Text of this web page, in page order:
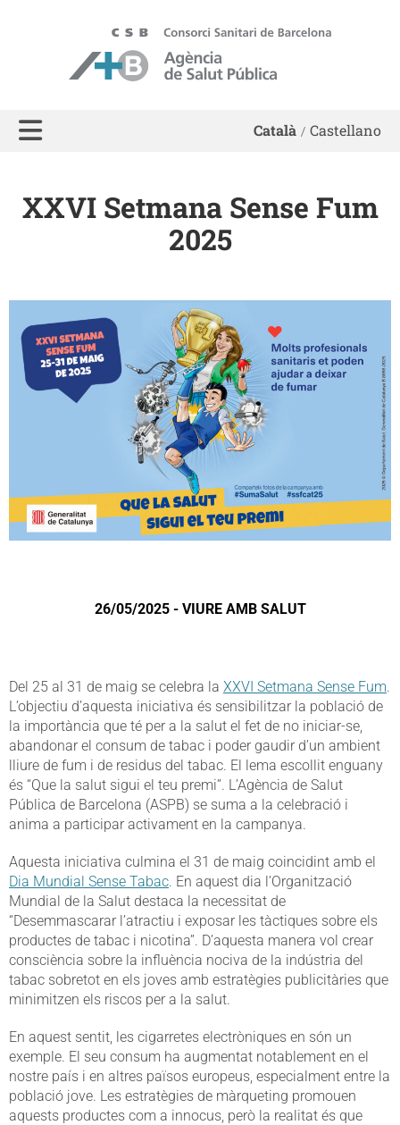
ASPB - Agència de Salut Pública de Barcelona
Català Castellano
XXVI Setmana Sense Fum
2025
26/05/2025 - VIURE AMB SALUT
Del 25 al 31 de maig se celebra la XXVI Setmana Sense Fum.
L’objectiu d’aquesta iniciativa és sensibilitzar la població de
la importància que té per a la salut el fet de no iniciar-se,
abandonar el consum de tabac i poder gaudir d’un ambient
lliure de fum i de residus del tabac. El lema escollit enguany
és “Que la salut sigui el teu premi”. L’Agència de Salut
Pública de Barcelona (ASPB) se suma a la celebració i
anima a participar activament en la campanya.
Aquesta iniciativa culmina el 31 de maig coincidint amb el
Dia Mundial Sense Tabac. En aquest dia l’Organització
Mundial de la Salut destaca la necessitat de
“Desemmascarar l’atractiu i exposar les tàctiques sobre els
productes de tabac i nicotina”. D’aquesta manera vol crear
consciència sobre la influència nociva de la indústria del
tabac sobretot en els joves amb estratègies publicitàries que
minimitzen els riscos per a la salut.
En aquest sentit, les cigarretes electròniques en són un
exemple. El seu consum ha augmentat notablement en el
nostre país i en altres països europeus, especialment entre la
població jove. Les estratègies de màrqueting promouen
aquests productes com a innocus, però la realitat és que